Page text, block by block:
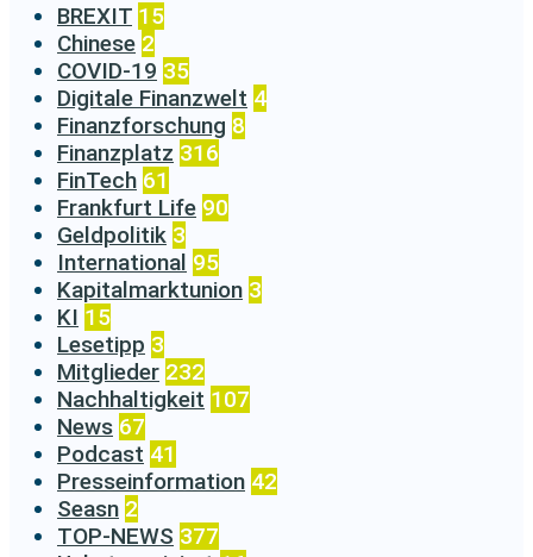
BREXIT 15
Chinese 2
COVID-19 35
Digitale Finanzwelt 4
Finanzforschung 8
Finanzplatz 316
FinTech 61
Frankfurt Life 90
Geldpolitik 3
International 95
Kapitalmarktunion 3
KI 15
Lesetipp 3
Mitglieder 232
Nachhaltigkeit 107
News 67
Podcast 41
Presseinformation 42
Seasn 2
TOP-NEWS 377